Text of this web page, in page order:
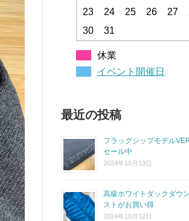
23 24 25 26 27
30
31
休業
イベント開催日
最近の投稿
フラッグシップモデル
セール中
2024年10月13日
高級ホワイトダックダウ
ストがお買い得
2024年10月12日